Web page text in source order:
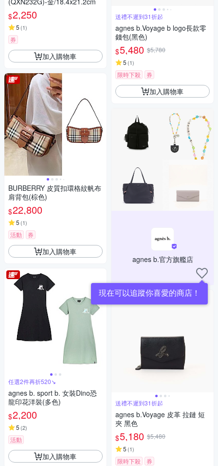
$2,250
5 (1)
券
加入購物車
BURBERRY 皮質扣環格紋帆布
肩背包(棕色)
$22,800
5 (1)
活動 券
加入購物車
任選2件再折520↘
agnes b. sport b. 女裝Dino恐
龍印花洋裝(多色)
$2,200
5 (2)
活動
加入購物車
送禮不遲到31折起
agnes b.Voyage b logo長款零
錢包(黑色)
$5,480 $5,780
5 (1)
限時下殺 券
加入購物車
agnes b.官方旗艦店
現在可以追蹤你喜愛的商店！
送禮不遲到31折起
agnes b.Voyage 皮革 拉鏈 短
夾 黑色
$5,180 $5,480
5 (1)
限時下殺 券